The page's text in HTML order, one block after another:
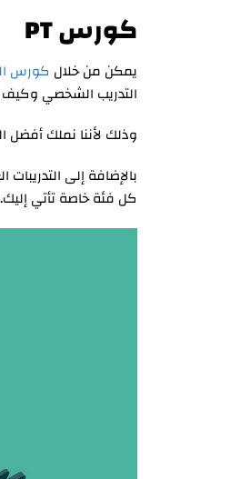
كورس PT
يمكن من خلال كورس
التدريب الشخصي
وذلك لأننا نملك أفضل
بالإضافة إلى
كل فئة خاصة تأتي إليك.